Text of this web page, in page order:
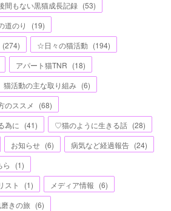
間もない黒猫成長記録 (53)
道のり
(19)
(274) ☆日々の猫活動 (194)
アパート猫TNR (18)
猫活動の主な取り組み (6)
のススメ
(68)
為に (41) ♡猫のように生きる話 (28)
お知らせ (6) 病気など経過報告 (24)
ら
(1)
スト
(1) メディア情報 (6)
きの旅 (6)